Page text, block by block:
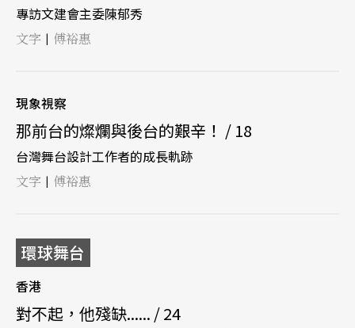
專訪文建會主委陳郁秀
文字 | 傅裕惠
現象視察
那前台的燦爛與後台的艱辛！ / 18
台灣舞台設計工作者的成長軌跡
文字 | 傅裕惠
環球舞台
香港
對不起，他殘缺...... / 24